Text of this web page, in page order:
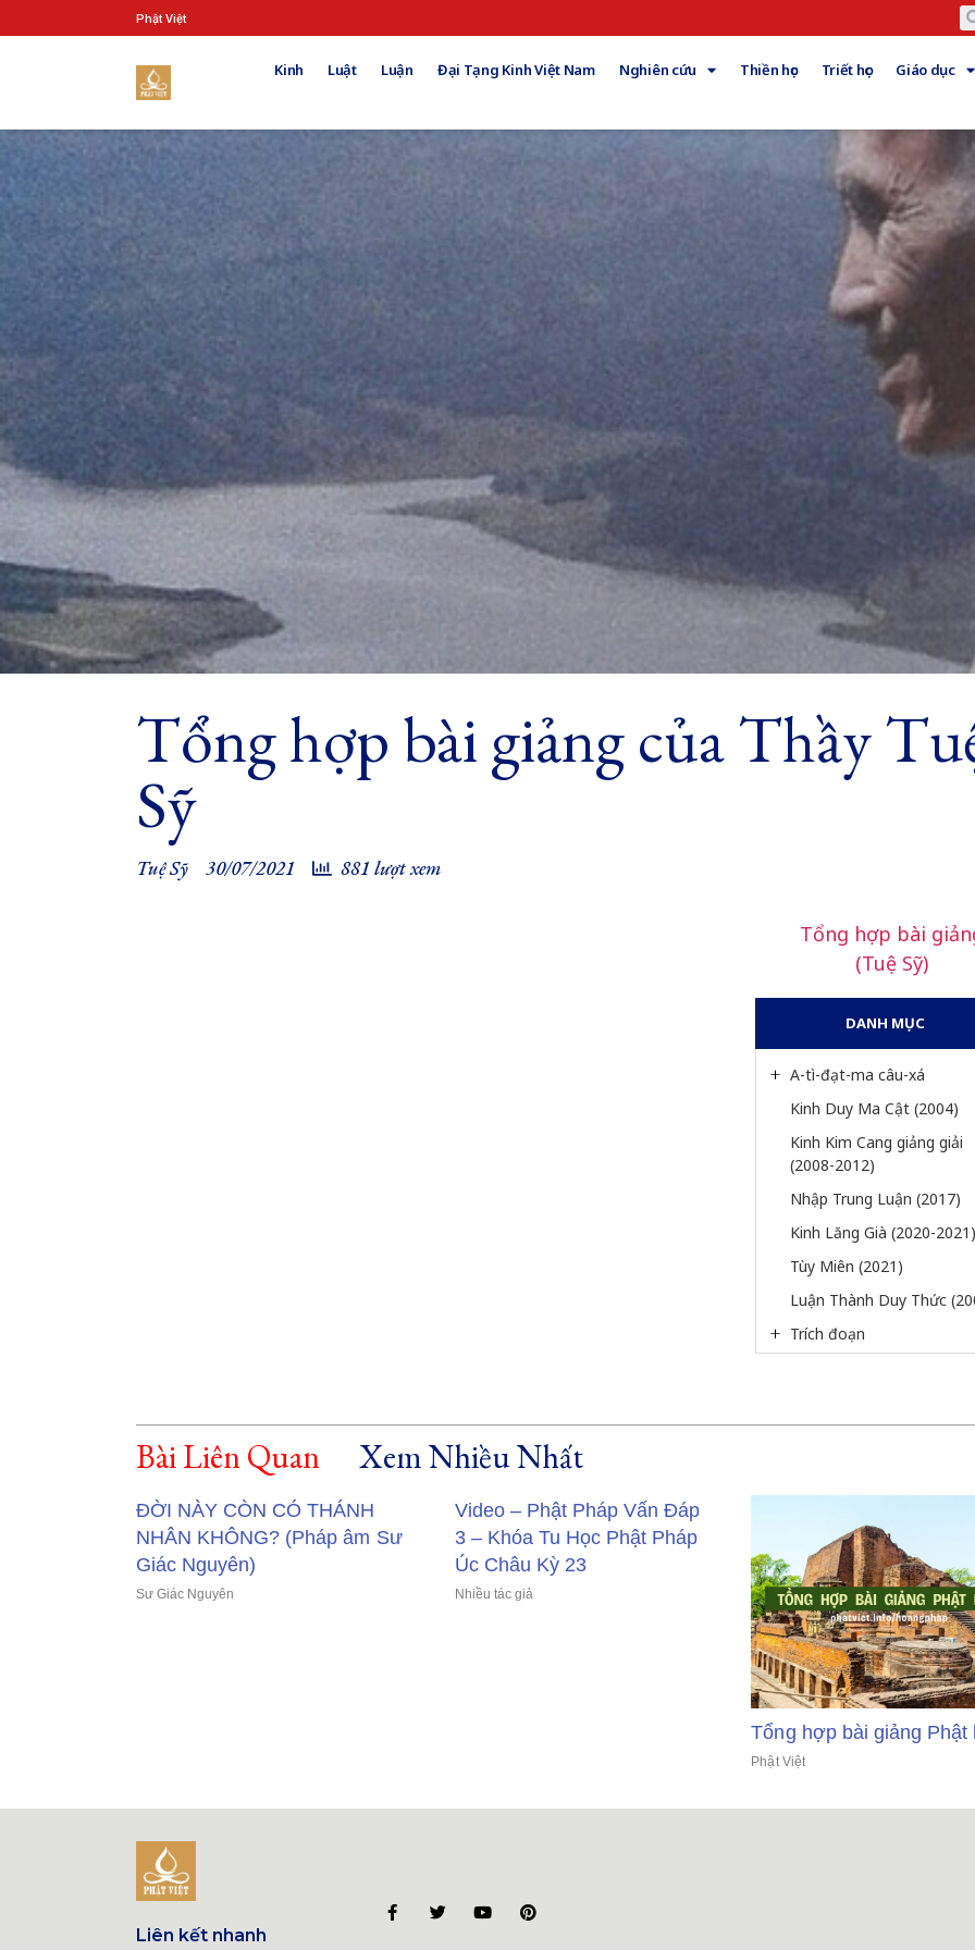
Phật Việt
Kinh Luật Luận Đại Tạng Kinh Việt Nam Nghiên cứu Thiền học Triết học Giáo dục
Tổng hợp bài giảng của Thầy
Sỹ
Tuệ Sỹ 30/07/2021 881 lượt xem
Tổng hợp bài
(Tuệ Sỹ)
DANH MỤC
A-tì-đạt-ma câu-xá
Kinh Duy Ma Cật (2004)
Kinh Kim Cang giảng giải
(2008-2012)
Nhập Trung Luận (2017)
Kinh Lăng Già (2020-2021)
Tùy Miên (2021)
Luận Thành Duy Thức
Trích đoạn
Bài Liên Quan Xem Nhiều Nhất
ĐỜI NÀY CÒN CÓ THÁNH
NHÂN KHÔNG? (Pháp âm Sư
Giác Nguyên)
Sư Giác Nguyên
Video – Phật Pháp Vấn Ðáp
3 – Khóa Tu Học Phật Pháp
Úc Châu Kỳ 23
Nhiều tác giả
Tổng hợp bài giảng Phật
Phật Việt
Liên kết nhanh